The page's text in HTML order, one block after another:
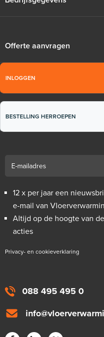
088 495 495 0
Offerte aanvragen
INLOGGEN
BESTELLING HERROEPEN
12 x per jaar een
e-mail van
Altijd op de hoogte van
acties
Privacy- en cookieverklaring